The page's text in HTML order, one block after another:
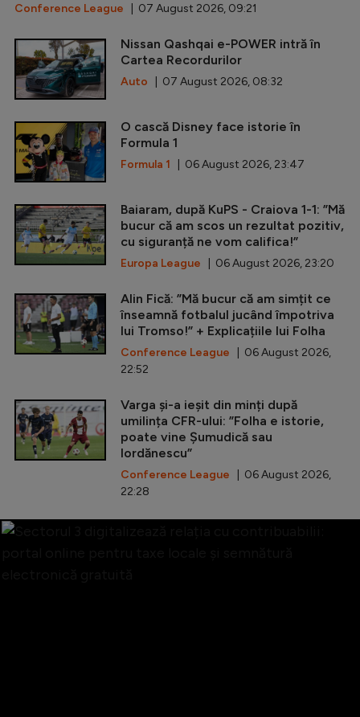
Conference League | 07 August 2026, 09:21
Nissan Qashqai e-POWER intră în
Cartea Recordurilor
Auto | 07 August 2026, 08:32
O cască Disney face istorie în
Formula 1
Formula 1 | 06 August 2026, 23:47
Baiaram, după KuPS - Craiova 1-1: ”Mă
bucur că am scos un rezultat pozitiv,
cu siguranță ne vom califica!”
Europa League | 06 August 2026, 23:20
Alin Fică: ”Mă bucur că am simțit ce
înseamnă fotbalul jucând împotriva
lui Tromso!” + Explicațiile lui Folha
Conference League | 06 August 2026,
22:52
Varga și-a ieșit din minți după
umilința CFR-ului: ”Folha e istorie,
poate vine Șumudică sau
Iordănescu”
Conference League | 06 August 2026,
22:28